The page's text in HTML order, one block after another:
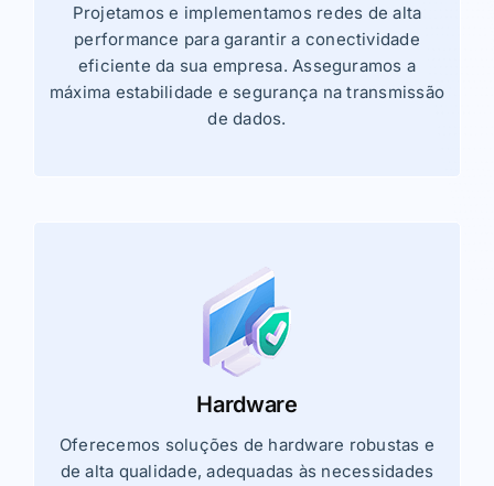
Projetamos e implementamos redes de alta
performance para garantir a conectividade
eficiente da sua empresa. Asseguramos a
máxima estabilidade e segurança na transmissão
de dados.
Hardware
Oferecemos soluções de hardware robustas e
de alta qualidade, adequadas às necessidades